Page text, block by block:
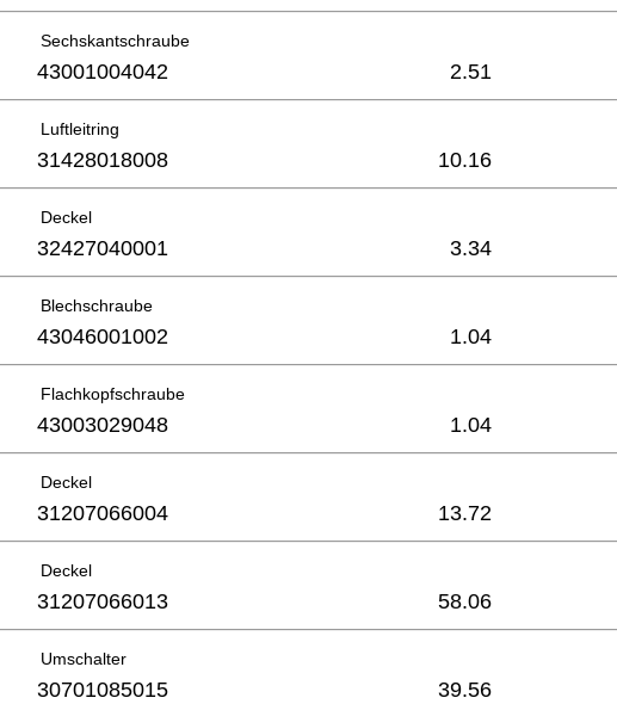
Sechskantschraube
43001004042 2.51
Luftleitring
31428018008 10.16
Deckel
32427040001 3.34
Blechschraube
43046001002 1.04
Flachkopfschraube
43003029048 1.04
Deckel
31207066004 13.72
Deckel
31207066013 58.06
Umschalter
30701085015 39.56